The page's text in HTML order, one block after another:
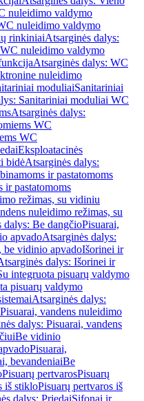
nuleidimo valdymo
nuleidimo valdymo
rinkiniaiAtsarginės dalys:
WC nuleidimo valdymo
Atsarginės dalys: WC
nuleidimo
moduliaiSanitariniai
Sanitariniai moduliai WC
Atsarginės dalys:
WC
WC
Eksploatacinės
bidėAtsarginės dalys:
ir pastatomoms
ir pastatomoms
režimas, su vidiniu
nuleidimo režimas, su
dalys: Be dangčioPisuarai,
apvadoAtsarginės dalys:
be vidinio apvadoIšorinei ir
dalys: Išorinei ir
integruota pisuarų valdymo
pisuarų valdymo
Atsarginės dalys:
Pisuarai, vandens nuleidimo
dalys: Pisuarai, vandens
Be vidinio
Pisuarai,
bevandeniaiBe
Pisuarų pertvarosPisuarų
iš stikloPisuarų pertvaros iš
dalys: PriedaiSifonai ir